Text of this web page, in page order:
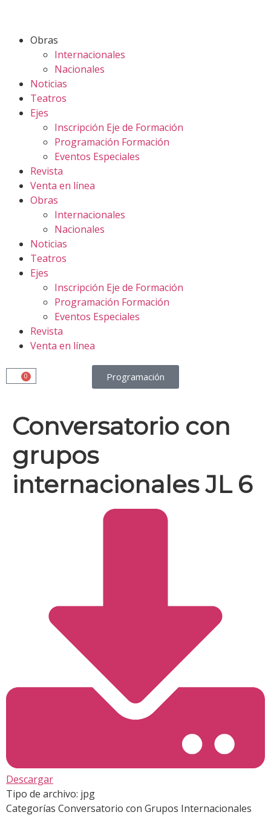
Obras
Internacionales
Nacionales
Noticias
Teatros
Ejes
Inscripción Eje de Formación
Programación Formación
Eventos Especiales
Revista
Venta en línea
Obras
Internacionales
Nacionales
Noticias
Teatros
Ejes
Inscripción Eje de Formación
Programación Formación
Eventos Especiales
Revista
Venta en línea
Programación
0
Conversatorio con
grupos
internacionales JL 6
Descargar
Tipo de archivo: jpg
Categorías Conversatorio con Grupos Internacionales